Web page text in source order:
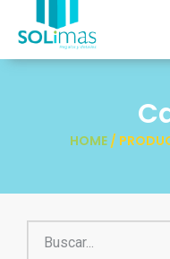
HOME/